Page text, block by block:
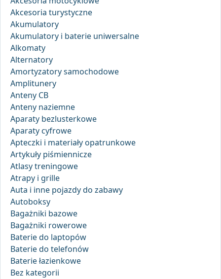
Akcesoria turystyczne
Akumulatory
Akumulatory i baterie uniwersalne
Alkomaty
Alternatory
Amortyzatory samochodowe
Amplitunery
Anteny CB
Anteny naziemne
Aparaty bezlusterkowe
Aparaty cyfrowe
Apteczki i materiały opatrunkowe
Artykuły piśmiennicze
Atlasy treningowe
Atrapy i grille
Auta i inne pojazdy do zabawy
Autoboksy
Bagażniki bazowe
Bagażniki rowerowe
Baterie do laptopów
Baterie do telefonów
Baterie łazienkowe
Bez kategorii